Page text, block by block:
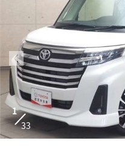
1
33